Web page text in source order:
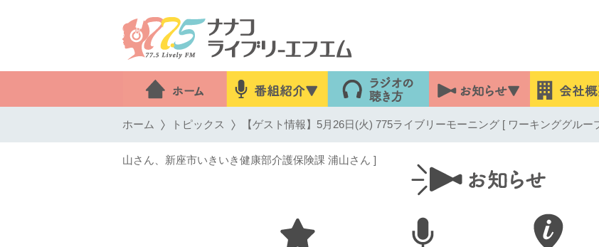
ホーム トピックス 【ゲスト情報】5月26日(火) 775ライブリーモーニング [ ワーキンググル
山さん、新座市いきいき健康部介護保険課 浦山さん ]